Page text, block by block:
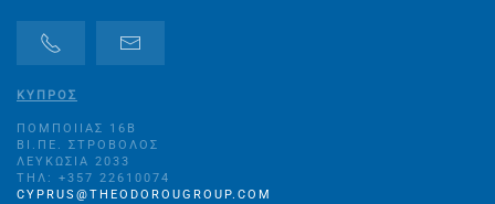
ΚΥΠΡΟΣ
ΠΟΜΠΟΙΊΑΣ 16B
ΒΙ.ΠΕ. ΣΤΡΌΒΟΛΟΣ
ΛΕΥΚΩΣΊΑ 2033
ΤΗΛ: +357 22610074
CYPRUS@THEODOROUGROUP.COM